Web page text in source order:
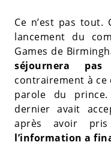
Ce n’est pas
lancement du
Games de
séjournera
contrairement à ce
parole du
dernier avait
après avoir
l’information a